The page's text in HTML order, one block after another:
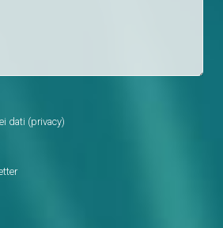
dati (privacy)